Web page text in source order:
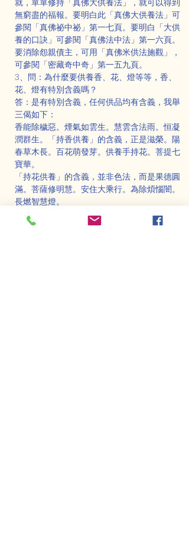
就，單單修持「真佛大供養法」，就可以得到
無窮盡的福報。要明白此「真佛大供養法」可
參閱「真佛祕中祕」第一七頁。要明白「大供
養的口訣」可參閱「真佛法中法」第一六頁。
要消除怨親債主，可用「真佛米供法施觀」，
可參閱「密藏奇中奇」第一五九頁。
3、問：為什麼要供養香、花、燈等等，香、
花、燈有特別含義嗎？
答：是有特別含義，任何供品均有含義，我舉
三偈如下：
香能除穢惡。煙氣如雲生。慧雲含法雨。恒凝
潤群生。「持香供養」的含義，正是滋榮。陽
春草木長。百花萌發芽。供養手持花。菩提七
寶華。
「持花供養」的含義，並非色法，而是果德圓
滿。菩薩修明慧。安住大乘行。為除煩惱闇。
長燃智慧燈。
「持燈供養」正是智光恒普照，事法與理法的
相應。持燈供養，正是光明顯現。